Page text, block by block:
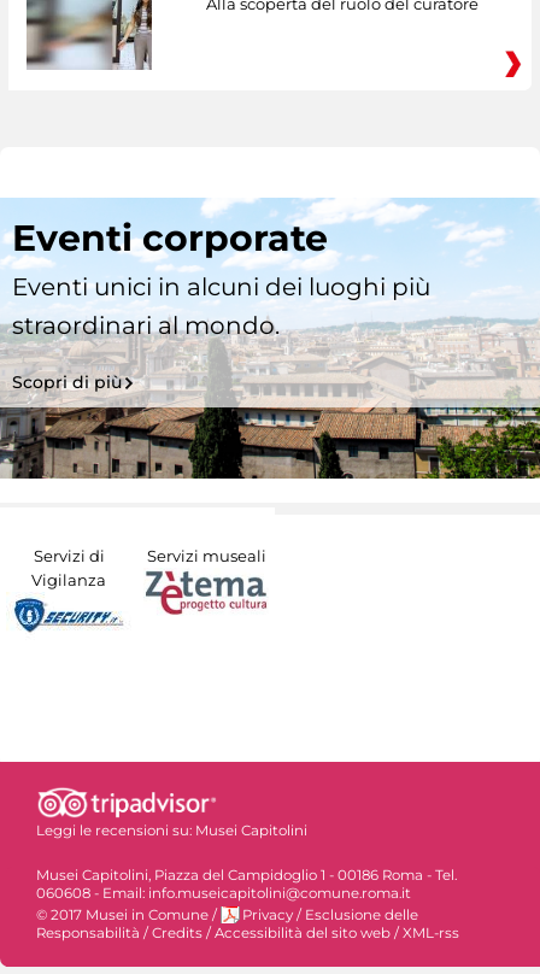
Eventi corporate
Eventi unici in alcuni dei luoghi più
straordinari al mondo.
Scopri di più
Servizi di
Vigilanza
Servizi museali
Leggi le recensioni su: Musei Capitolini
Musei Capitolini, Piazza del Campidoglio 1 - 00186 Roma - Tel.
060608 - Email: info.museicapitolini@comune.roma.it
© 2017 Musei in Comune / Privacy / Esclusione delle
Responsabilità / Credits / Accessibilità del sito web / XML-rss